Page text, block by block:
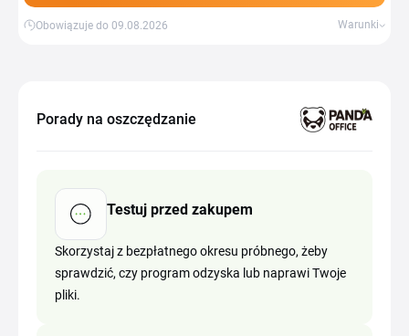
Obowiązuje do 09.08.2026 Warunki
Porady na oszczędzanie
Testuj przed zakupem
Skorzystaj z bezpłatnego okresu próbnego, żeby
sprawdzić, czy program odzyska lub naprawi Twoje
pliki.